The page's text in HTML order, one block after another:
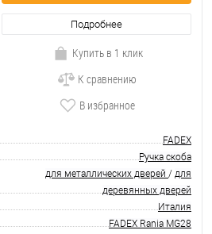
Подробнее
Купить в 1 клик
К сравнению
В избранное
FADEX
Ручка скоба
для металлических дверей / для
деревянных дверей
Италия
FADEX Rania MG28